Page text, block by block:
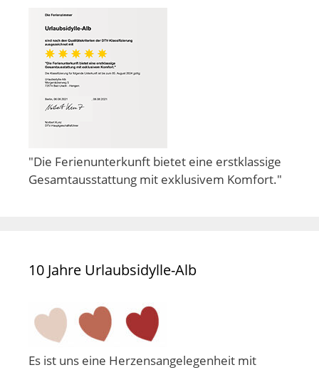
"Die Ferienunterkunft bietet eine erstklassige
Gesamtausstattung mit exklusivem Komfort."
10 Jahre Urlaubsidylle-Alb
Es ist uns eine Herzensangelegenheit mit